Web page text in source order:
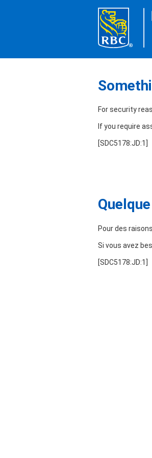
For security
If you require
[SDC5178:JD:1]
Pour des
Si vous avez
[SDC5178:JD:1]